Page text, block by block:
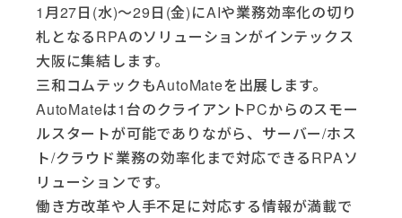
1月27日(水)～29日(金)にAIや業務効率化の切り
札となるRPAのソリューションがインテックス
大阪に集結します。
三和コムテックもAutoMateを出展します。
AutoMateは1台のクライアントPCからのスモー
ルスタートが可能でありながら、サーバー/ホス
ト/クラウド業務の効率化まで対応できるRPAソ
リューションです。
働き方改革や人手不足に対応する情報が満載で